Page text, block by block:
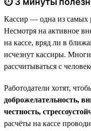
Кассир — одна из самых
Несмотря на активное
на кассе, вряд ли в
исчезнут кассиры.
рассчитываться с
Работодатели хотят,
доброжелательность,
честность,
расчёты на кассе